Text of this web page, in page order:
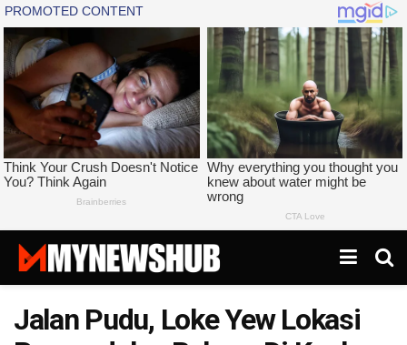
Jalan Pudu, Loke Yew Lokasi